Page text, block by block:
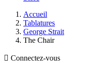
Accueil
Tablatures
George Strait
The Chair
 Connectez-vous